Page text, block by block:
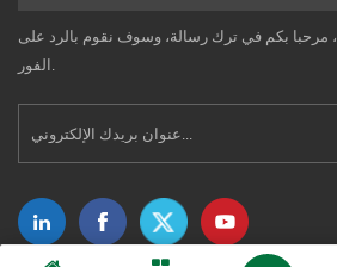
مرحبا بكم في ترك رسالة، وسوف نقوم بالرد على
الفور.